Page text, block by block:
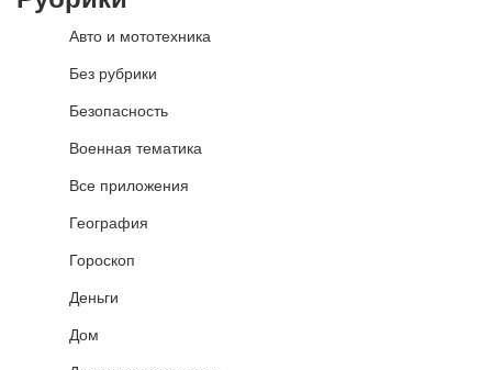
Авто и мототехника
Без рубрики
Безопасность
Военная тематика
Все приложения
География
Гороскоп
Деньги
Дом